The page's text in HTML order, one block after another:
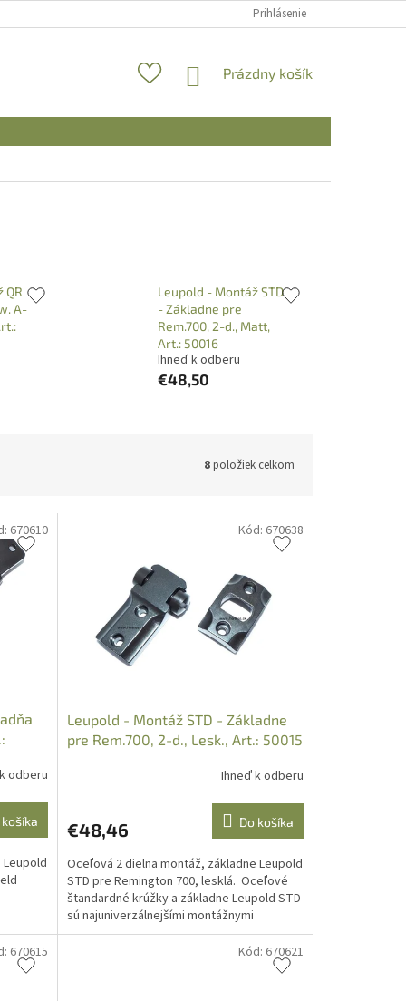
Prihlásenie
NÁKUPNÝ
Prázdny košík
QR
A-
Leupold - Montáž STD
- Základne pre
Rem.700, 2-d., Matt,
Art.: 50016
Ihneď k odberu
€48,50
8položiek celkom
odberu
košíka
670610
Leupold - Montáž STD - Základne
pre Rem.700, 2-d., Lesk., Art.: 50015
Ihneď k odberu
€48,46 Do košíka
Oceľová 2 dielna montáž, základne Leupold
STD pre Remington 700, lesklá. Oceľové
štandardné krúžky a základne Leupold STD
sú najuniverzálnejšími montážnymi
systémami zo...
Kód: 670638
670615 Kód: 670621